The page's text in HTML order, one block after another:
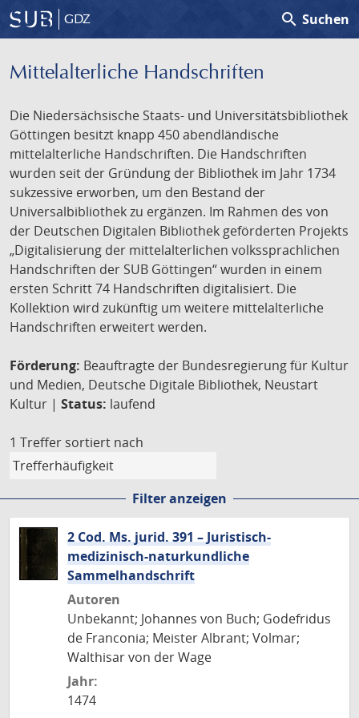
GDZ search Suchen
Mittelalterliche Handschriften
Die Niedersächsische Staats- und Universitätsbibliothek
Göttingen besitzt knapp 450 abendländische
mittelalterliche Handschriften. Die Handschriften
wurden seit der Gründung der Bibliothek im Jahr 1734
sukzessive erworben, um den Bestand der
Universalbibliothek zu ergänzen. Im Rahmen des von
der Deutschen Digitalen Bibliothek geförderten Projekts
„Digitalisierung der mittelalterlichen volkssprachlichen
Handschriften der SUB Göttingen“ wurden in einem
ersten Schritt 74 Handschriften digitalisiert. Die
Kollektion wird zukünftig um weitere mittelalterliche
Handschriften erweitert werden.
Förderung: Beauftragte der Bundesregierung für Kultur
und Medien, Deutsche Digitale Bibliothek, Neustart
Kultur | Status: laufend
1 Treffer sortiert nach
Filter anzeigen
2 Cod. Ms. jurid. 391 – Juristisch-
medizinisch-naturkundliche
Sammelhandschrift
Autoren
Unbekannt; Johannes von Buch; Godefridus
de Franconia; Meister Albrant; Volmar;
Walthisar von der Wage
Jahr:
1474